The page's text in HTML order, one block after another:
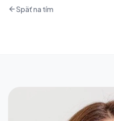
Späť na tím